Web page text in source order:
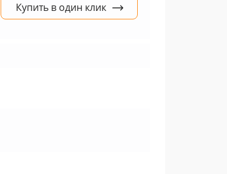
Купить в один клик